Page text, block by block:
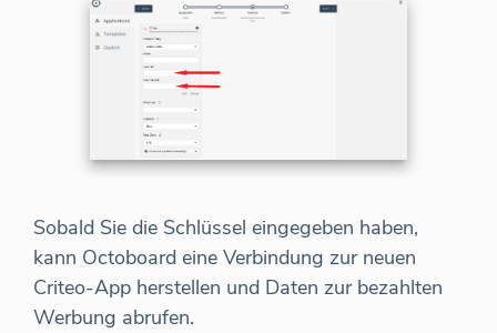
Sobald Sie die Schlüssel eingegeben haben,
kann Octoboard eine Verbindung zur neuen
Criteo-App herstellen und Daten zur bezahlten
Werbung abrufen.